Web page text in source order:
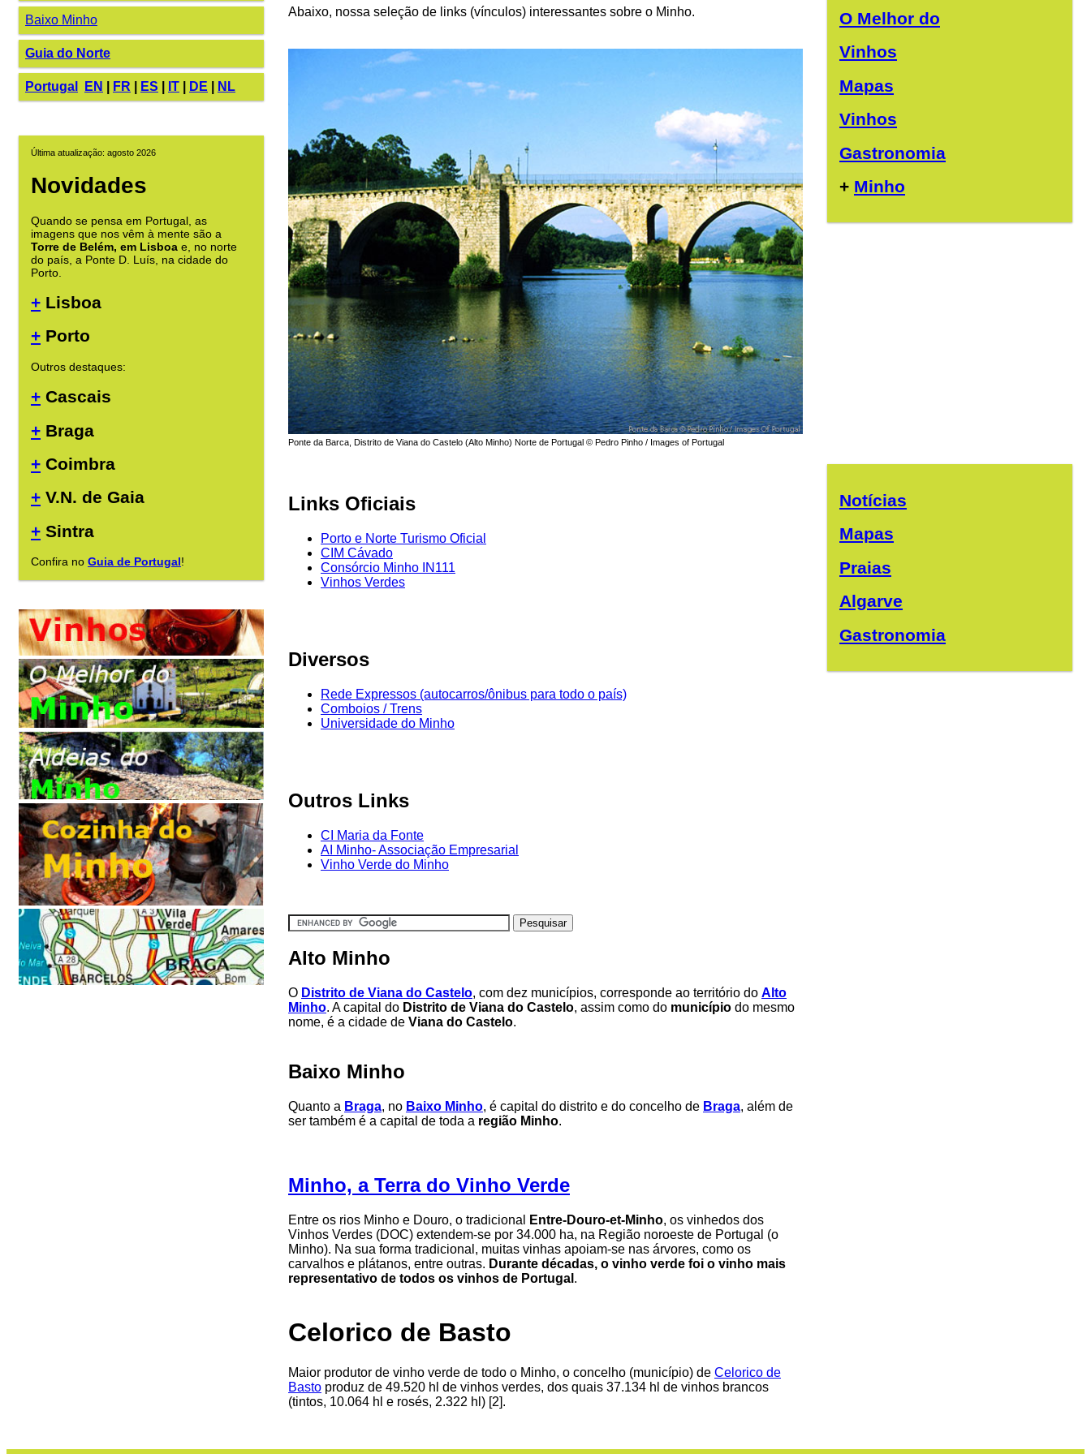
Baixo Minho
Guia do Norte
Portugal EN FR ES IT DE NL
Última atualização: agosto 2026
Novidades
Quando se pensa em Portugal, as
imagens que nos vêm à mente são a
Torre de Belém, em Lisboa e, no norte
do país, a Ponte D. Luís, na cidade do
Porto.
+ Lisboa
+ Porto
Outros destaques:
+ Cascais
+ Braga
+ Coimbra
+ V.N. de Gaia
+ Sintra
Confira no Guia de Portugal!
Abaixo, nossa seleção de links (vínculos) interessantes sobre o Minho.
Ponte da Barca, Distrito de Viana do Castelo (Alto Minho) Norte de Portugal © Pedro Pinho / Images of Portugal
Links Oficiais
Porto e Norte Turismo Oficial
CIM Cávado
Consórcio Minho IN111
Vinhos Verdes
Diversos
Rede Expressos (autocarros/ônibus para todo o país)
Comboios / Trens
Universidade do Minho
Outros Links
CI Maria da Fonte
AI Minho- Associação Empresarial
Vinho Verde do Minho
Alto Minho
O Distrito de Viana do Castelo, com dez municípios, corresponde ao território do Alto
Minho. A capital do Distrito de Viana do Castelo, assim como do município do mesmo
nome, é a cidade de Viana do Castelo.
Baixo Minho
Quanto a Braga, no Baixo Minho, é capital do distrito e do concelho de Braga, além de
ser também é a capital de toda a região Minho.
Minho, a Terra do Vinho Verde
Entre os rios Minho e Douro, o tradicional Entre-Douro-et-Minho, os vinhedos dos
Vinhos Verdes (DOC) extendem-se por 34.000 ha, na Região noroeste de Portugal (o
Minho). Na sua forma tradicional, muitas vinhas apoiam-se nas árvores, como os
carvalhos e plátanos, entre outras. Durante décadas, o vinho verde foi o vinho mais
representativo de todos os vinhos de Portugal .
Celorico de Basto
Maior produtor de vinho verde de todo o Minho, o concelho (município) de Celorico de
Basto produz de 49.520 hl de vinhos verdes, dos quais 37.134 hl de vinhos brancos
(tintos, 10.064 hl e rosés, 2.322 hl) [2].
O Melhor do
Vinhos
Mapas
Vinhos
Gastronomia
+ Minho
Notícias
Mapas
Praias
Algarve
Gastronomia